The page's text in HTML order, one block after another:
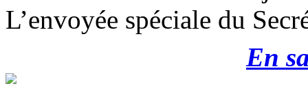
L’envoyée spéciale du
En